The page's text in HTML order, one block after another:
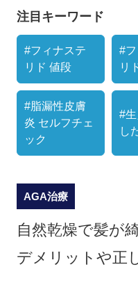
注目キーワード
#フィナステ
リド 値段
#
リ
#脂漏性皮膚
炎 セルフチェ
ック
#
し
AGA治療
自然乾燥で髪が
デメリットや正